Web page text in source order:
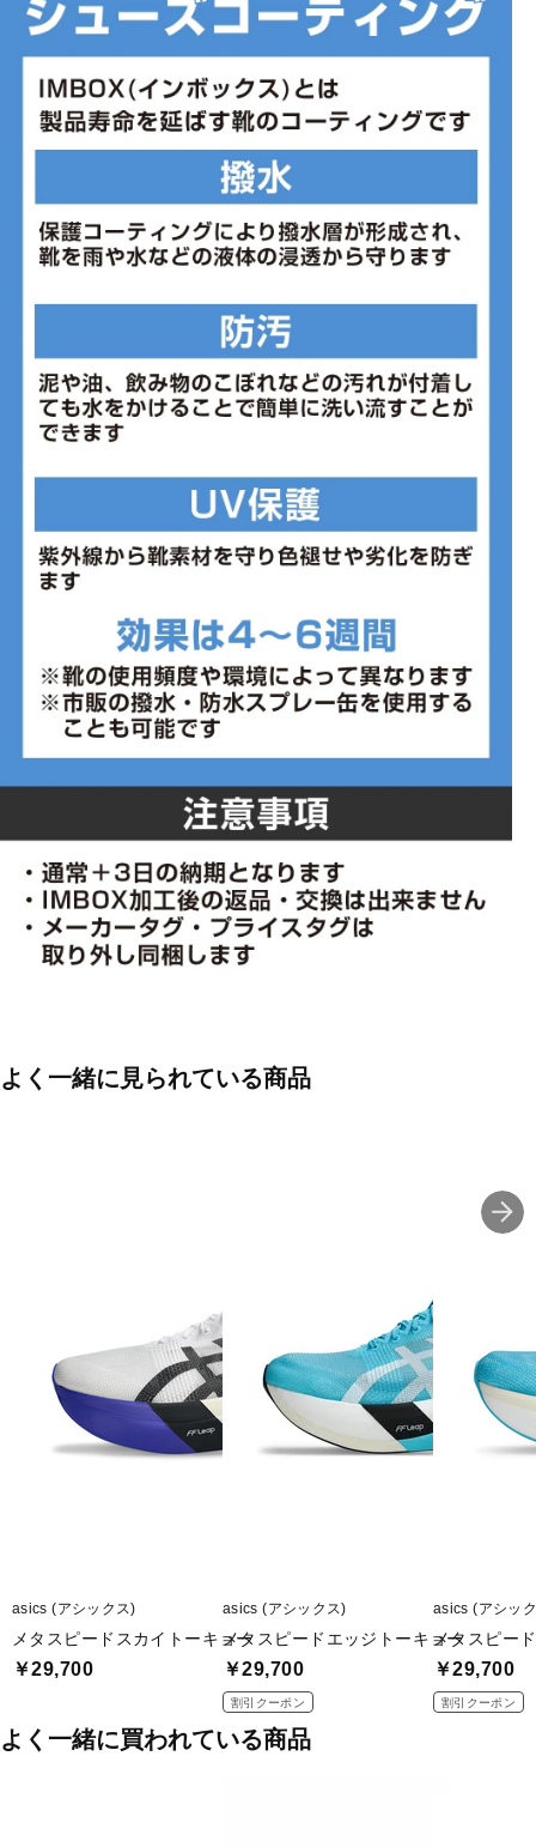
■ワイズ:2E
■片足重量:約205g
■片足重量代表サイズ:27.0cm
■2024年モデル
幅等個人差がありますので、あくまで目安としてご判断ください。
■メーカー型番：1013A115
よく一緒に見られている商品
asics (アシックス)
メタスピードスカイトーキョー
￥29,700
asics (アシックス)
メタスピードエッジトーキョー
￥29,700
割引クーポン
asics (アシッ
メタスピー
￥29,700
割引クーポン
よく一緒に買われている商品